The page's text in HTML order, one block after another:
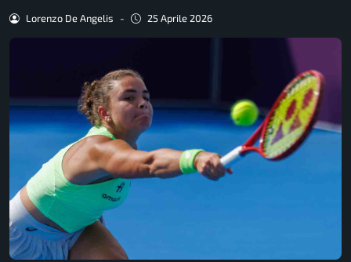
Lorenzo De Angelis - 25 Aprile 2026